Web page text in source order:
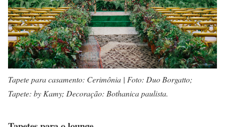
Tapete para casamento: Cerimônia | Foto: Duo Borgatto;
Tapete: by Kamy; Decoração: Bothanica paulista.